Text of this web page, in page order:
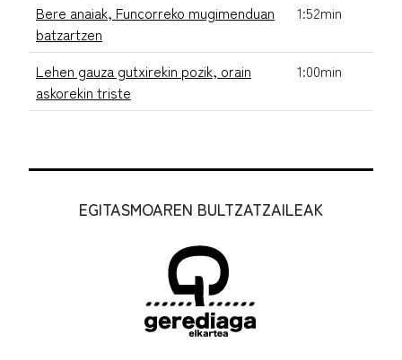
Bere anaiak, Funcorreko mugimenduan
batzartzen
1:52min
Lehen gauza gutxirekin pozik, orain
askorekin triste
1:00min
EGITASMOAREN BULTZATZAILEAK